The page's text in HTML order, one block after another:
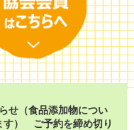
せ（食品添加物につい
す） ご予約を締め切り